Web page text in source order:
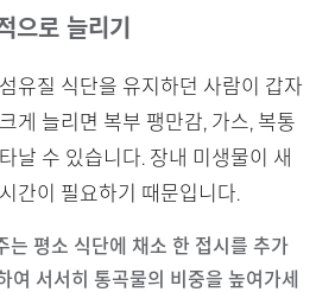
으로 늘리기
유질 식단을 유지하던 사람이 갑자
게 늘리면 복부 팽만감, 가스, 복통
날 수 있습니다. 장내 미생물이 새
간이 필요하기 때문입니다.
는 평소 식단에 채소 한 접시를 추가
여 서서히 통곡물의 비중을 높여가세